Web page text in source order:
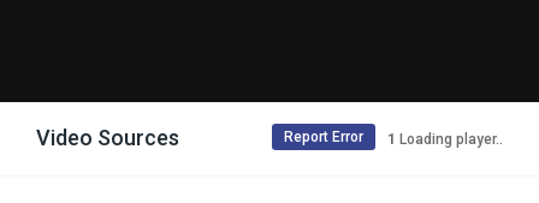
Video Sources Loading player..
Report Error